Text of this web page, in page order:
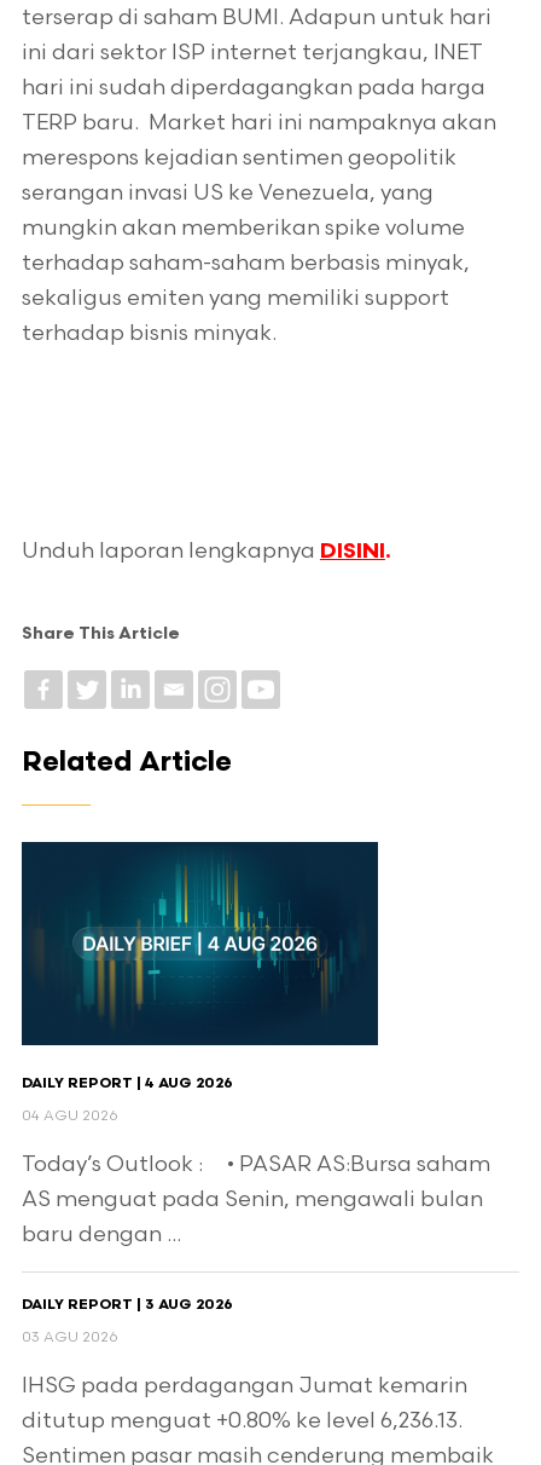
terserap di saham BUMI. Adapun untuk hari
ini dari sektor ISP internet terjangkau, INET
hari ini sudah diperdagangkan pada harga
TERP baru. Market hari ini nampaknya akan
merespons kejadian sentimen geopolitik
serangan invasi US ke Venezuela, yang
mungkin akan memberikan spike volume
terhadap saham-saham berbasis minyak,
sekaligus emiten yang memiliki support
terhadap bisnis minyak.
Unduh laporan lengkapnya DISINI.
Share This Article
Related Article
DAILY REPORT | 4 AUG 2026
04 AGU 2026
Today’s Outlook : • PASAR AS:Bursa saham
AS menguat pada Senin, mengawali bulan
baru dengan ...
DAILY REPORT | 3 AUG 2026
03 AGU 2026
IHSG pada perdagangan Jumat kemarin
ditutup menguat +0.80% ke level 6,236.13.
Sentimen pasar masih cenderung membaik